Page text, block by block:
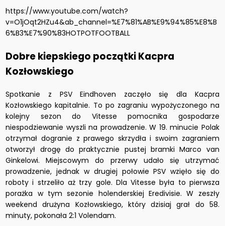
https://www.youtube.com/watch?
v=O1jOqt2HZu4&ab_channel=%E7%81%AB%E9%94%85%E8%B
6%B3%E7%90%83HOTPOTFOOTBALL
Dobre kiepskiego początki Kacpra
Kozłowskiego
Spotkanie z PSV Eindhoven zaczęło się dla Kacpra
Kozłowskiego kapitalnie. To po zagraniu wypożyczonego na
kolejny sezon do Vitesse pomocnika gospodarze
niespodziewanie wyszli na prowadzenie. W 19. minucie Polak
otrzymał dogranie z prawego skrzydła i swoim zagraniem
otworzył drogę do praktycznie pustej bramki Marco van
Ginkelowi. Miejscowym do przerwy udało się utrzymać
prowadzenie, jednak w drugiej połowie PSV wzięło się do
roboty i strzeliło aż trzy gole. Dla Vitesse była to pierwsza
porażka w tym sezonie holenderskiej Eredivisie. W zeszły
weekend drużyna Kozłowskiego, który dzisiaj grał do 58.
minuty, pokonała 2:1 Volendam.